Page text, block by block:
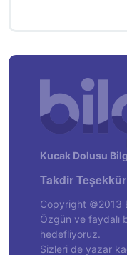
Kucak Dolusu
Takdir
Copyright ©2013
Özgün ve faydalı
hedefliyoruz.
Sizleri de yazar